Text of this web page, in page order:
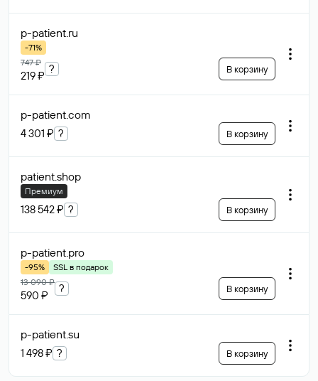
p-patient.ru
-71%
747 ₽
219 ₽
? В корзину
p-patient.com
4 301 ₽ ? В корзину
patient.shop
Премиум
138 542 ₽ ? В корзину
p-patient.pro
-95%
SSL в подарок
13 090 ₽
590 ₽
? В корзину
p-patient.su
1 498 ₽ ? В корзину